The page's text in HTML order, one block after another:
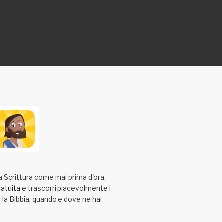
Scrittura come mai prima d'ora.
e trascorri piacevolmente il
Bibbia, quando e dove ne hai